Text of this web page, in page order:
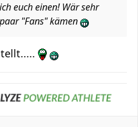
euch einen! Wär sehr
"Fans" kämen